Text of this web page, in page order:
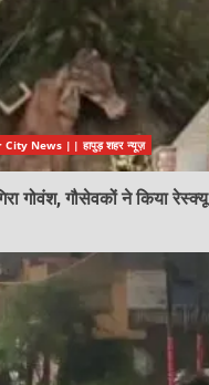
City News || हापुड़ शहर न्यूज़
गोवंश, गौसेवकों ने किया रेस्क्यू